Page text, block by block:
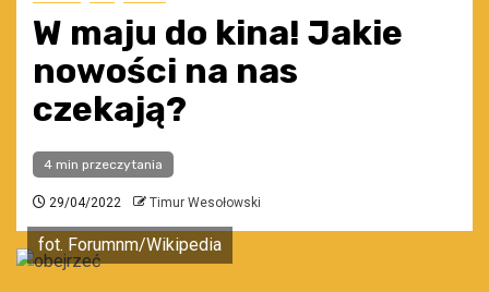
W maju do kina! Jakie
nowości na nas
czekają?
4 min przeczytania
29/04/2022 Timur Wesołowski
fot. Forumnm/Wikipedia